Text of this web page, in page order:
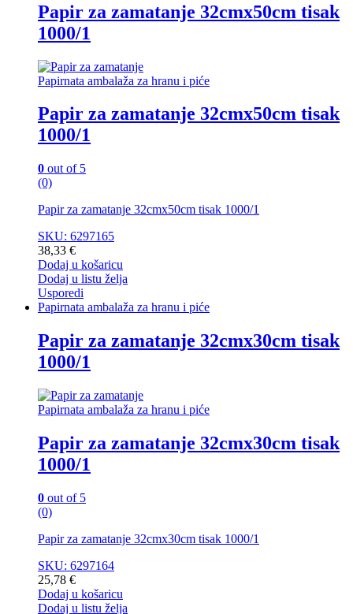
Papir za zamatanje 32cmx50cm tisak
1000/1
Papirnata ambalaža za hranu i piće
Papir za zamatanje 32cmx50cm tisak
1000/1
0 out of 5
(0)
Papir za zamatanje 32cmx50cm tisak 1000/1
SKU: 6297165
38,33 €
Dodaj u košaricu
Dodaj u listu želja
Usporedi
Papirnata ambalaža za hranu i piće
Papir za zamatanje 32cmx30cm tisak
1000/1
Papirnata ambalaža za hranu i piće
Papir za zamatanje 32cmx30cm tisak
1000/1
0 out of 5
(0)
Papir za zamatanje 32cmx30cm tisak 1000/1
SKU: 6297164
25,78 €
Dodaj u košaricu
Dodaj u listu želja